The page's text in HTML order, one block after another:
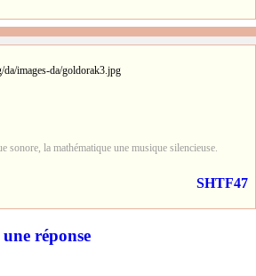
sonore, la mathématique une musique silencieuse.
SHTF47
réponse